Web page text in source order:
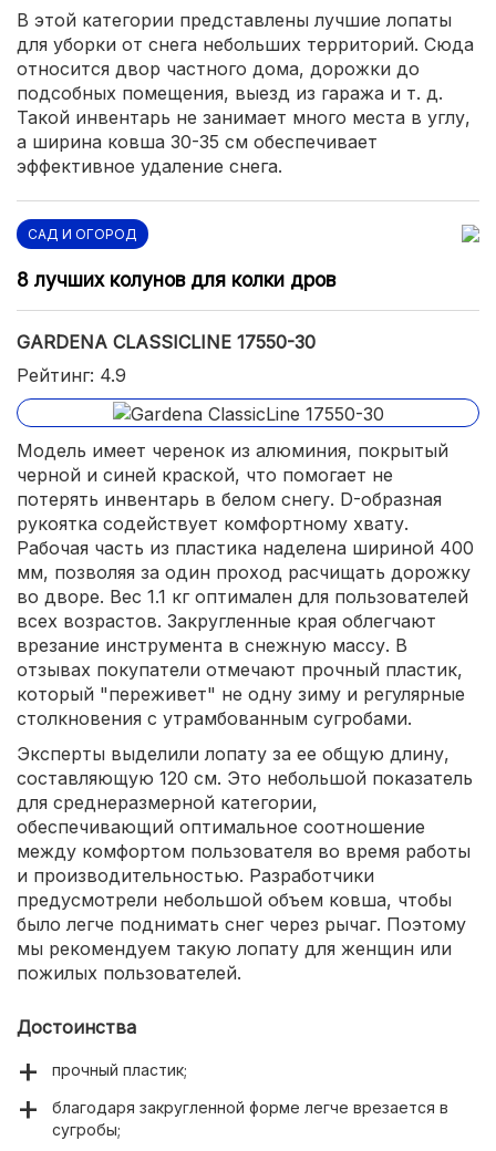
В этой категории представлены лучшие лопаты
для уборки от снега небольших территорий. Сюда
относится двор частного дома, дорожки до
подсобных помещения, выезд из гаража и т. д.
Такой инвентарь не занимает много места в углу,
а ширина ковша 30-35 см обеспечивает
эффективное удаление снега.
САД И ОГОРОД
8 лучших колунов для колки дров
GARDENA CLASSICLINE 17550-30
Рейтинг: 4.9
Модель имеет черенок из алюминия, покрытый
черной и синей краской, что помогает не
потерять инвентарь в белом снегу. D-образная
рукоятка содействует комфортному хвату.
Рабочая часть из пластика наделена шириной 400
мм, позволяя за один проход расчищать дорожку
во дворе. Вес 1.1 кг оптимален для пользователей
всех возрастов. Закругленные края облегчают
врезание инструмента в снежную массу. В
отзывах покупатели отмечают прочный пластик,
который "переживет" не одну зиму и регулярные
столкновения с утрамбованным сугробами.
Эксперты выделили лопату за ее общую длину,
составляющую 120 см. Это небольшой показатель
для среднеразмерной категории,
обеспечивающий оптимальное соотношение
между комфортом пользователя во время работы
и производительностью. Разработчики
предусмотрели небольшой объем ковша, чтобы
было легче поднимать снег через рычаг. Поэтому
мы рекомендуем такую лопату для женщин или
пожилых пользователей.
Достоинства
прочный пластик;
благодаря закругленной форме легче врезается в
сугробы;